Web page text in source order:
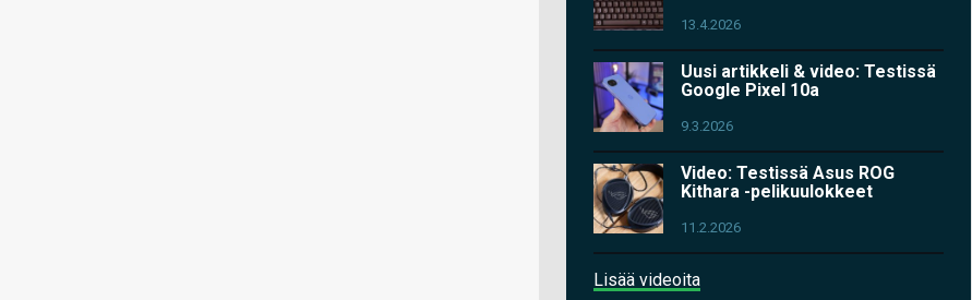
13.4.2026
Uusi artikkeli & video: Testissä
Google Pixel 10a
9.3.2026
Video: Testissä Asus ROG
Kithara -pelikuulokkeet
11.2.2026
Lisää videoita